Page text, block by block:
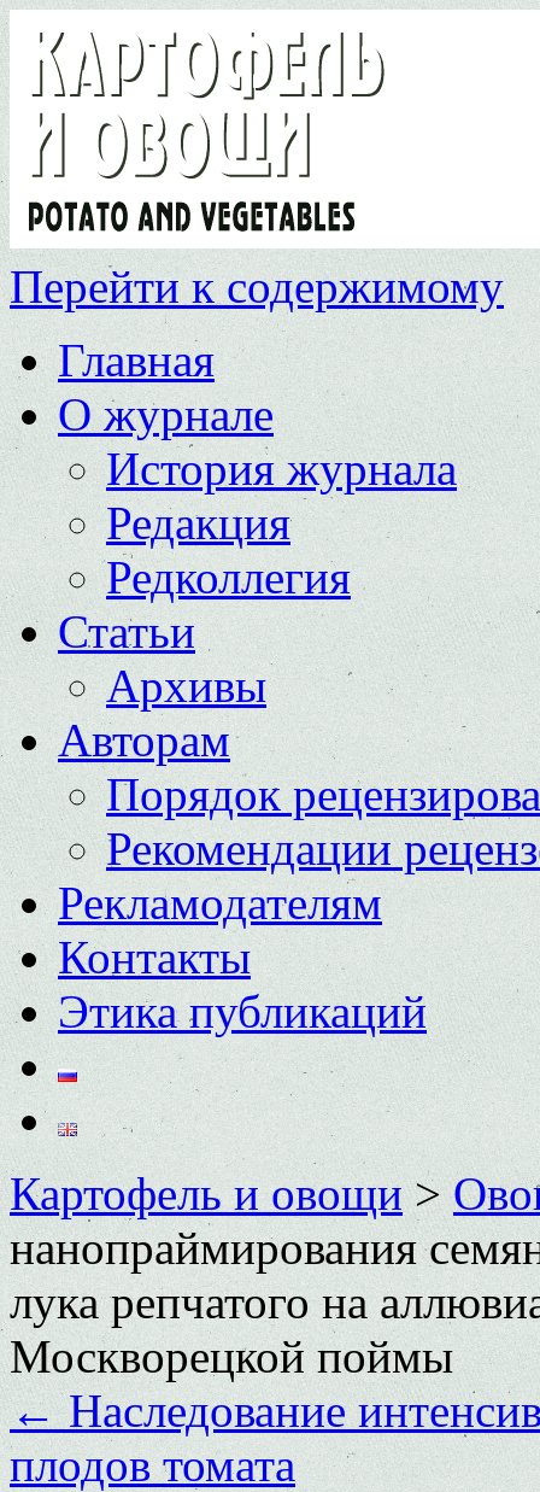
Перейти к содержимому
Главная
О журнале
История журнала
Редакция
Редколлегия
Статьи
Архивы
Авторам
Порядок
Рекомендации
Рекламодателям
Контакты
Этика публикаций
Картофель и овощи>
нанопраймирования
лука репчатого на
Москворецкой поймы
←Наследование
плодов томата